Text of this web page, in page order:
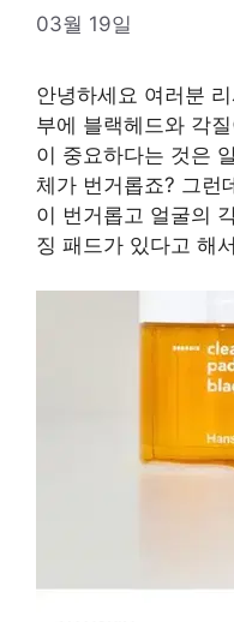
03월 19일
안녕하세요 여러분
부에 블랙헤드와 각
이 중요하다는 것은
체가 번거롭죠? 그런
이 번거롭고 얼굴의
징 패드가 있다고 해